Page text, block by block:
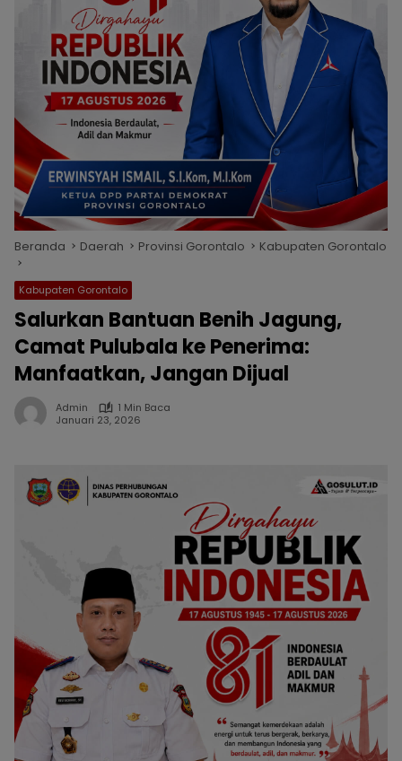
Beranda Daerah Provinsi Gorontalo Kabupaten Gorontalo
Kabupaten Gorontalo
Salurkan Bantuan Benih Jagung,
Camat Pulubala ke Penerima:
Manfaatkan, Jangan Dijual
Admin
1 Min Baca
Januari 23, 2026